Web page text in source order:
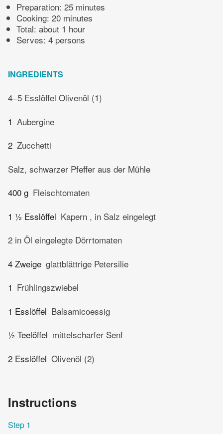
Preparation: 25 minutes
Cooking: 20 minutes
Total: about 1 hour
Serves: 4 persons
INGREDIENTS
4−5 Esslöffel Olivenöl (1)
1 Aubergine
2 Zucchetti
Salz, schwarzer Pfeffer aus der Mühle
400 g Fleischtomaten
1 ½ Esslöffel Kapern , in Salz eingelegt
2 in Öl eingelegte Dörrtomaten
4 Zweige glattblättrige Petersilie
1 Frühlingszwiebel
1 Esslöffel Balsamicoessig
½ Teelöffel mittelscharfer Senf
2 Esslöffel Olivenöl (2)
Instructions
Step 1